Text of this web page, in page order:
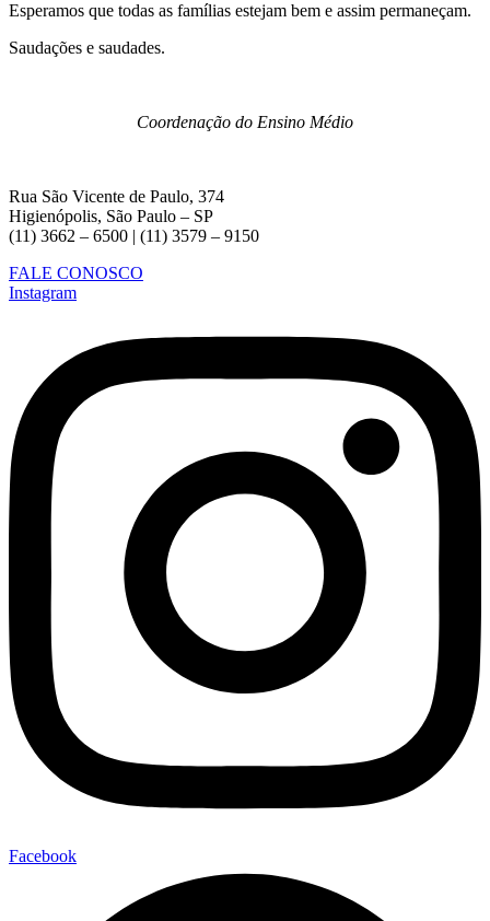
Esperamos que todas as famílias estejam bem e assim permaneçam.
Saudações e saudades.
Coordenação do Ensino Médio
Rua São Vicente de Paulo, 374
Higienópolis, São Paulo – SP
(11) 3662 – 6500 | (11) 3579 – 9150
FALE CONOSCO
Instagram
Facebook